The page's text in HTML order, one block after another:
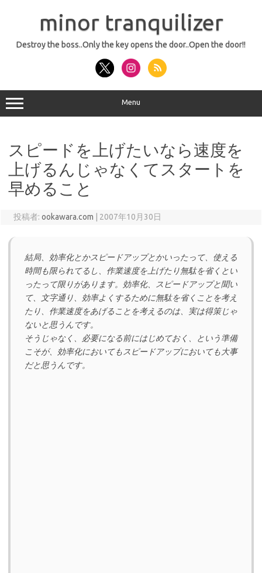
minor tranquilizer
Destroy the boss..Only the key opens the door..Open the door!!
Menu
スピードを上げたいなら速度を
上げるんじゃなくてスタートを
早めること
投稿者: ookawara.com 2007年10月30日
結局、効率化とかスピードアップとかいったって、使える
時間も限られてるし、作業速度を上げたり無駄を省くとい
ったって限りがあります。効率化、スピードアップと聞い
て、文字通り、効率よくするために無駄を省くことを考え
たり、作業速度をあげることを考えるのは、実は得策じゃ
ないと思うんです。
そうじゃなく、必要になる前にはじめておく、という準備
こそが、効率化においてもスピードアップにおいても大事
だと思うんです。